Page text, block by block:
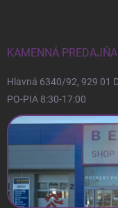
KAMENNÁ PREDAJŇA
Hlavná 6340/92, 929 01
PO-PIA 8:30-17:00